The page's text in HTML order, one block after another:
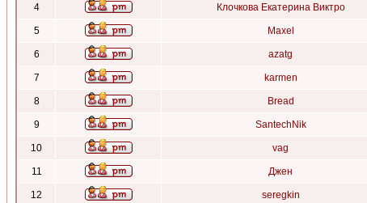
4 Клочкова Екатерина Виктро
5 Maxel
6 azatg
7 karmen
8 Bread
9 SantechNik
10 vag
11 Джен
12 seregkin